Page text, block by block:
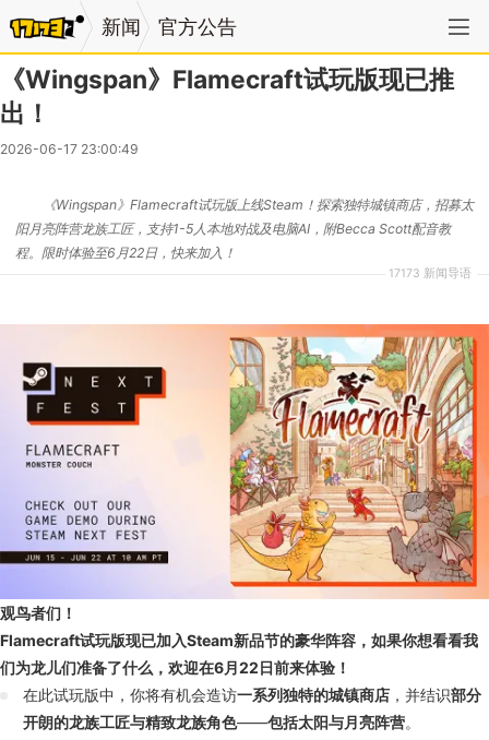
新闻 官方公告
《Wingspan》Flamecraft试玩版现已推
出！
2026-06-17 23:00:49
17173 新闻导语
《Wingspan》Flamecraft试玩版上线Steam！探索独特城镇商店，招募太
阳月亮阵营龙族工匠，支持1-5人本地对战及电脑AI，附Becca Scott配音教
程。限时体验至6月22日，快来加入！
观鸟者们！
Flamecraft试玩版现已加入Steam新品节的豪华阵容，如果你想看看我
们为龙儿们准备了什么，欢迎在6月22日前来体验！
在此试玩版中，你将有机会造访一系列独特的城镇商店 ，并结识部分
开朗的龙族工匠与精致龙族角色——包括太阳与月亮阵营。